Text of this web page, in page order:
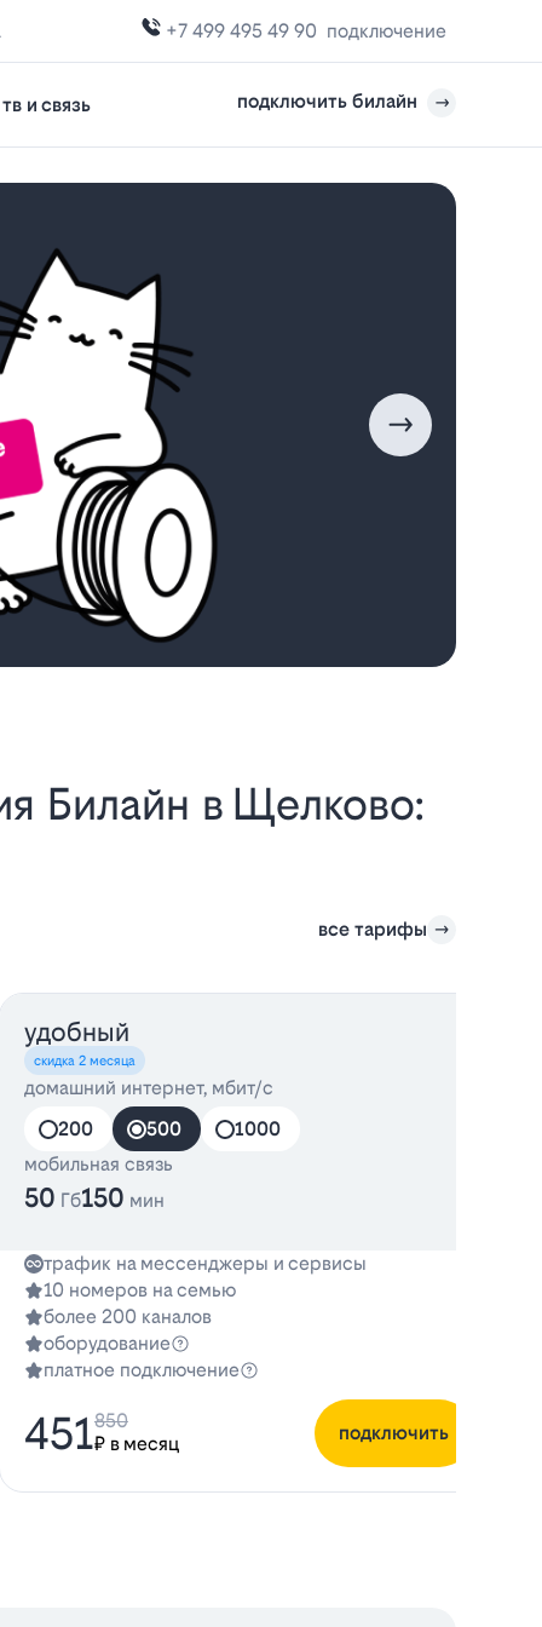
+7 499 495 49 90 подключение
и связь подключить билайн
все тарифы
удобный
скидка 2 месяца
домашний интернет, мбит/с
200
500
1000
мобильная связь
50 Гб150 мин
трафик на мессенджеры и сервисы
10 номеров на семью
более 200 каналов
оборудование
платное подключение
451₽ в месяц
850
подключить